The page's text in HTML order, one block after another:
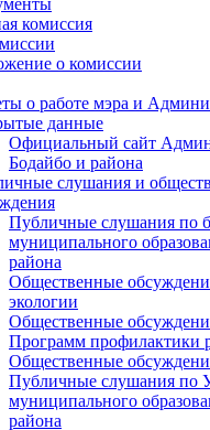
комиссия
о комиссии
о работе мэра и
данные
Официальный сайт
Бодайбо и района
слушания и
Публичные слушания по
муниципального
района
Общественные
экологии
Общественные
Программ профилактики
Общественные
Публичные слушания по
муниципального
района